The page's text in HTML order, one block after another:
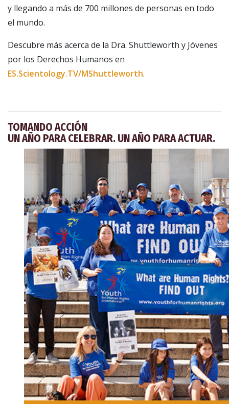
y llegando a más de 700 millones de personas en todo
el mundo.
Descubre más acerca de la Dra. Shuttleworth y Jóvenes
por los Derechos Humanos en
ES.Scientology.TV/MShuttleworth.
TOMANDO ACCIÓN
UN AÑO PARA CELEBRAR. UN AÑO PARA ACTUAR.